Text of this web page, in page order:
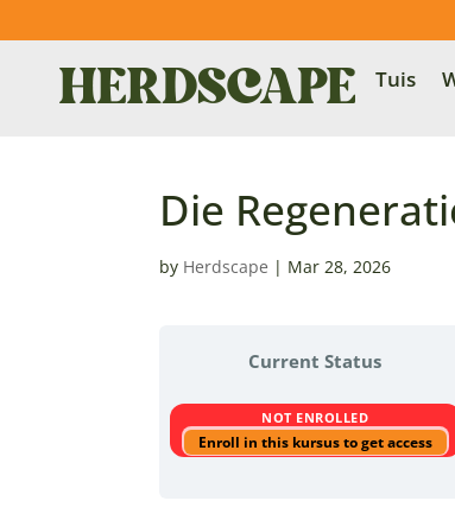
Tuis
Die
by Herdscape | Mar 28, 2026
Current Status
NOT ENROLLED
Enroll in this kursus to get access